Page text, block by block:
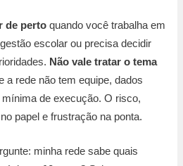
de perto quando você trabalha em
escolar ou precisa decidir
Não vale tratar o tema
a rede não tem equipe, dados
de execução. O risco,
papel e frustração na ponta.
minha rede sabe quais